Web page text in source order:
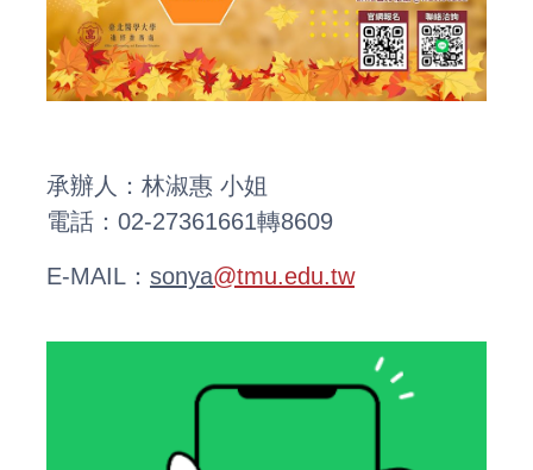
承辦人：林淑惠 小姐
電話：02-27361661轉8609
E-MAIL： sonya@tmu.edu.tw